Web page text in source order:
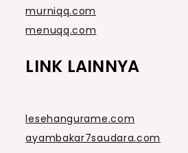
murniqq.com
menuqq.com
LINK LAINNYA
lesehangurame.com
ayambakar7saudara.com